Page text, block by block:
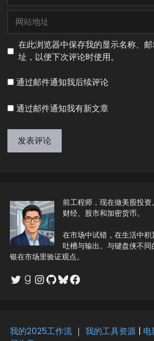
邮
地
址
址
在此浏览器中保存我的显示名称、
址，以便下次评论时使用。
通过邮件通知我后续评论
通过邮件通知我有新文章
e
r
a
v
e
前工程师，现在做美股投资
财经、股市和加密货币。
在市场中试错，在生活中
吐槽与输出。与键盘侠不同
银在市场里验证观点。
Twitter
Goodreads
Instagram
GitHub
Bluesky
Facebook
我的2025工作流 ｜ 我的工具资源 | 电